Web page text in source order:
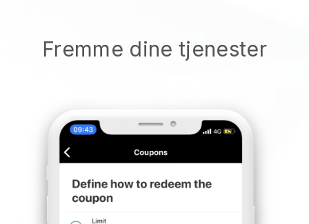
Fremme dine tjenester